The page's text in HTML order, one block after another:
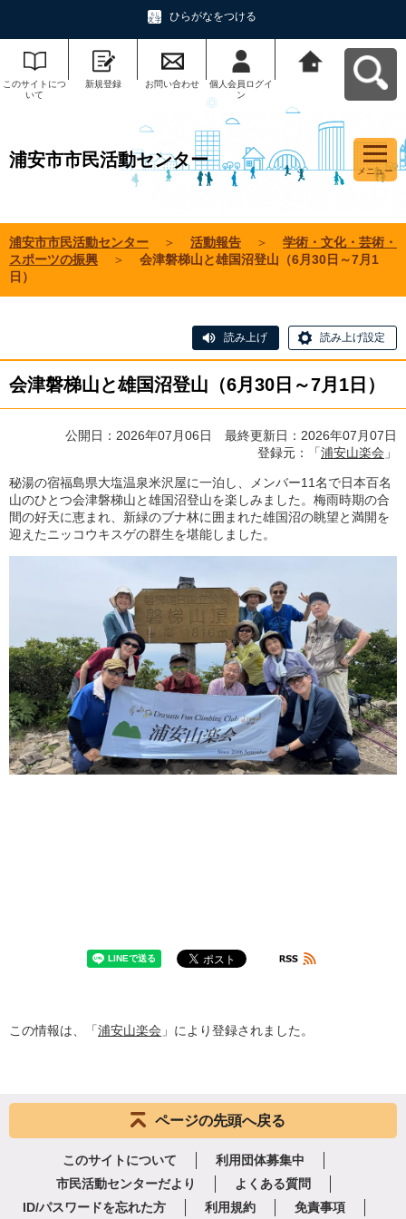
ひらがなをつける
このサイトにつ
いて
新規登録 お問い合わせ
個人会員ログイ
ン
浦安市市民活動センター
メニュー
浦安市市民活動センター ＞ 活動報告 ＞
学術・文化・芸術・
スポーツの振興
＞
会津磐梯山と雄国沼登山（6月30日～7月1
日）
読み上げ 読み上げ設定
会津磐梯山と雄国沼登山（6月30日～7月1日）
公開日：2026年07月06日 最終更新日：2026年07月07日
登録元：「浦安山楽会 」
秘湯の宿福島県大塩温泉米沢屋に一泊し、メンバー11名で日本百名
山のひとつ会津磐梯山と雄国沼登山を楽しみました。梅雨時期の合
間の好天に恵まれ、新緑のブナ林に囲まれた雄国沼の眺望と満開を
迎えたニッコウキスゲの群生を堪能しました。
この情報は、「浦安山楽会 」により登録されました。
ページの先頭へ戻る
このサイトについて
利用団体募集中
市民活動センターだより
よくある質問
ID/パスワードを忘れた方
利用規約 免責事項